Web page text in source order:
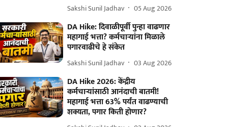
Sakshi Sunil Jadhav 05 Aug 2026
DA Hike: दिवाळीपूर्वी पुन्हा वाढणार
महागाई भत्ता? कर्मचाऱ्यांना मिळाले
पगारवाढीचे हे संकेत
Sakshi Sunil Jadhav 03 Aug 2026
DA Hike 2026: केंद्रीय
कर्मचाऱ्यांसाठी आनंदाची बातमी!
महागाई भत्ता 63% पर्यंत वाढण्याची
शक्यता, पगार किती होणार?